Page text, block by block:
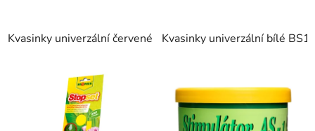
Kvasinky univerzální červené BS13 10 gKvasinky univerzální bílé